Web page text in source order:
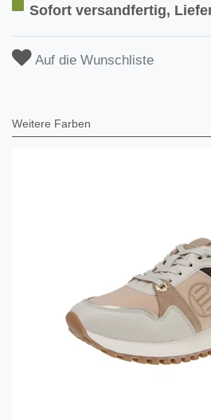
Sofort versandfertig,
Auf die Wunschliste
Weitere Farben